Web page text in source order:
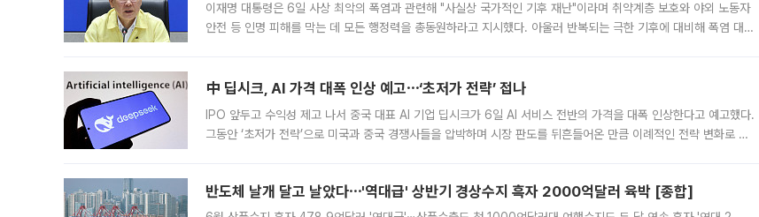
이재명 대통령은 6일 사상 최악의 폭염과 관련해 "사실상 국가적인 기후 재난"이라며 취약계층 보호와 야외 노동자
안전 등 인명 피해를 막는 데 모든 행정력을 총동원하라고 지시했다. 아울러 반복되는 극한 기후에 대비해 폭염 대응
中 딥시크, AI 가격 대폭 인상 예고⋯‘초저가 전략’ 접나
IPO 앞두고 수익성 제고 나서 중국 대표 AI 기업 딥시크가 6일 AI 서비스 전반의 가격을 대폭 인상한다고 예고했다.
그동안 ‘초저가 전략’으로 미국과 중국 경쟁사들을 압박하며 시장 판도를 뒤흔들어온 만큼 이례적인 전략 변화로 평
반도체 날개 달고 날았다⋯'역대급' 상반기 경상수지 흑자 2000억달러 육박 [종합]